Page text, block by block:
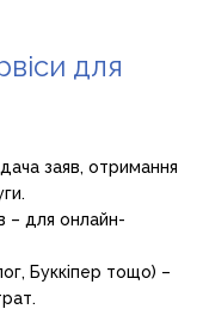
для
заяв, отримання
– для онлайн-
Буккіпер тощо) –